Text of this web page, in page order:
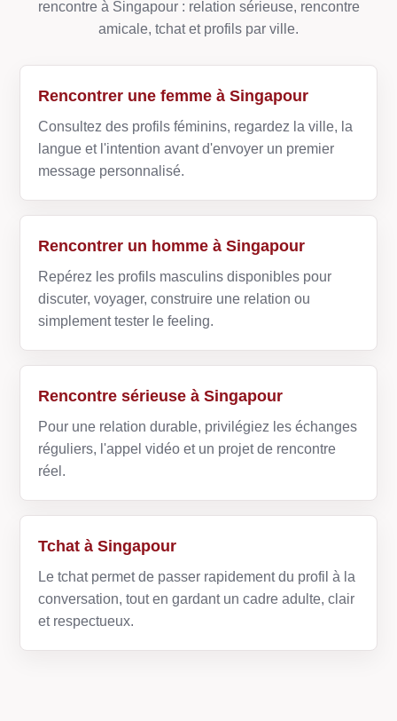
rencontre à Singapour : relation sérieuse, rencontre
amicale, tchat et profils par ville.
Rencontrer une femme à Singapour
Consultez des profils féminins, regardez la ville, la
langue et l'intention avant d'envoyer un premier
message personnalisé.
Rencontrer un homme à Singapour
Repérez les profils masculins disponibles pour
discuter, voyager, construire une relation ou
simplement tester le feeling.
Rencontre sérieuse à Singapour
Pour une relation durable, privilégiez les échanges
réguliers, l'appel vidéo et un projet de rencontre
réel.
Tchat à Singapour
Le tchat permet de passer rapidement du profil à la
conversation, tout en gardant un cadre adulte, clair
et respectueux.